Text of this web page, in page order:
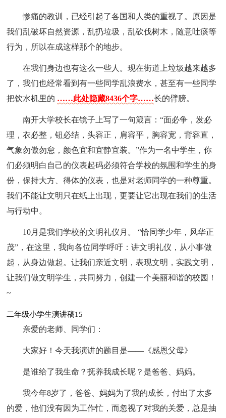
惨痛的教训，已经引起了各国和人类的重视了。原因是
我们乱破坏自然资源，乱扔垃圾，乱砍伐树木，随意吐痰等
行为，所以在成这样那个的地步。
在我们身边也有这么一些人。现在街道上垃圾越来越多
了，我们也经常看到有一些同学乱浪费水，甚至有一些同学
把饮水机里的 ……此处隐藏8436个字……长的臂膀。
南开大学校长在镜子上写了一句箴言：“面必争，发必
理，衣必整，钮必结，头容正，肩容平，胸容宽，背容直，
气象勿傲勿怠，颜色宜和宜静宜装。”作为一名中学生，你
们必须明白自己的仪表起码必须符合学校的氛围和学生的身
份，保持大方、得体的仪表，也是对老师同学的一种尊重。
我们不能让文明只在纸上出现，更要让它出现在我们的生活
与行动中。
10月是我们学校的文明礼仪月。 “恰同学少年，风华正
茂”，在这里，我向各位同学呼吁：讲文明礼仪，从小事做
起，从身边做起。让我们亲近文明，表现文明，实践文明，
让我们做文明学生，共同努力，创建一个美丽和谐的校园！
~
二年级小学生演讲稿15
亲爱的老师、同学们：
大家好！今天我演讲的题目是——《感恩父母》
是谁给了我生命？抚养我成长呢？是爸爸、妈妈。
我今年8岁了，爸爸、妈妈为了我的成长，付出了太多
的爱，他们没有因为工作忙，而忽视了对我的关爱，总是抽